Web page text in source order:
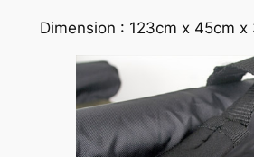
Dimension : 123cm x 45cm x